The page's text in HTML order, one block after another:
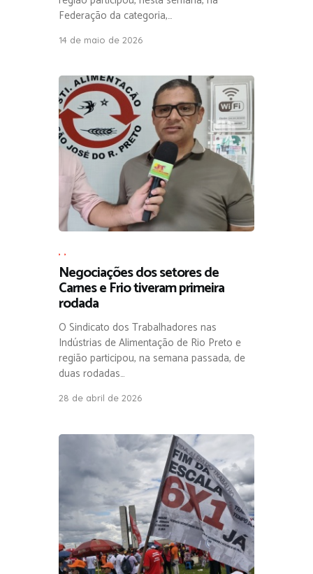
Federação da categoria,…
14 de maio de 2026
, ,
Negociações dos setores de
Carnes e Frio tiveram primeira
rodada
O Sindicato dos Trabalhadores nas
Indústrias de Alimentação de Rio Preto e
região participou, na semana passada, de
duas rodadas…
28 de abril de 2026